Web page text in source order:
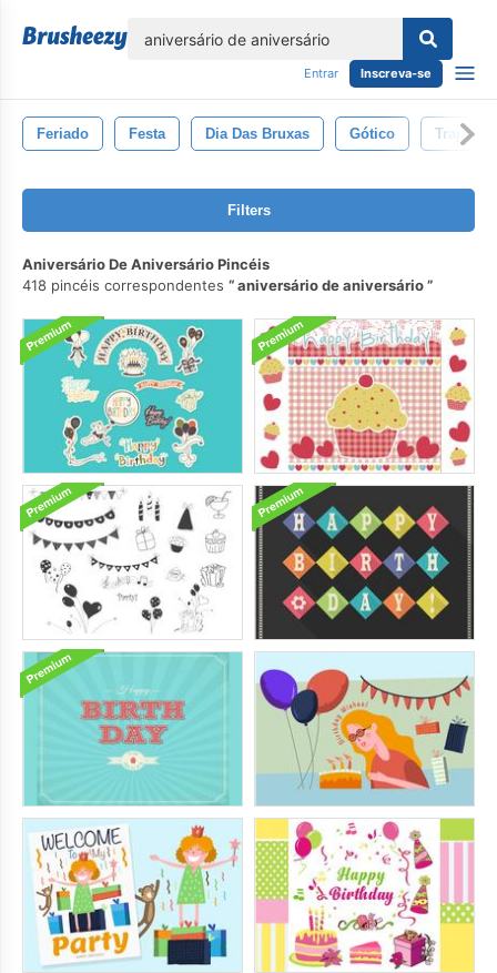
Entrar Inscreva-se
Feriado Festa Dia Das Bruxas Gótico Traje
Filters
Aniversário De Aniversário Pincéis
418 pincéis correspondentes
aniversário de aniversário